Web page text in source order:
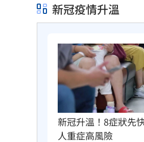
新冠疫情升溫
新冠升溫！8症狀先
人重症高風險